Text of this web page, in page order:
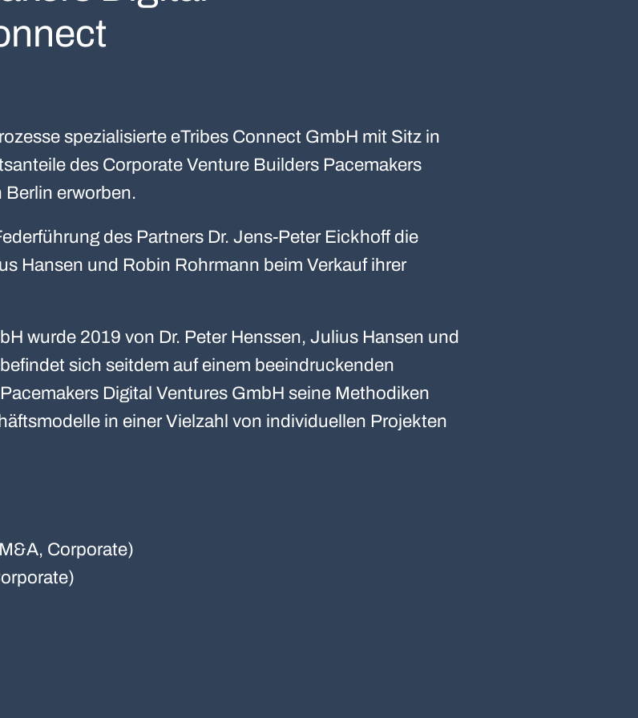
spezialisierte eTribes Connect GmbH mit Sitz in
des Corporate Venture Builders Pacemakers
Berlin erworben.
des Partners Dr. Jens-Peter Eickhoff die
Hansen und Robin Rohrmann beim Verkauf ihrer
wurde 2019 von Dr. Peter Henssen, Julius Hansen und
sich seitdem auf einem beeindruckenden
Digital Ventures GmbH seine Methodiken
in einer Vielzahl von individuellen Projekten
Corporate)